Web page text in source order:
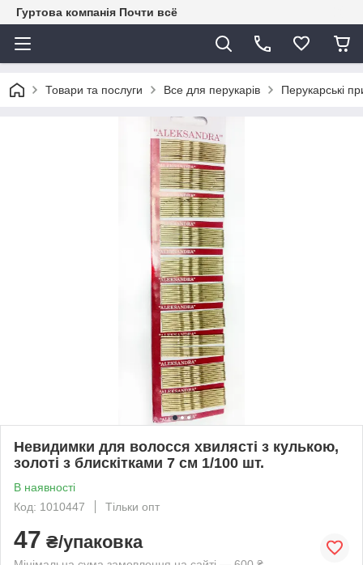
Гуртова компанія Почти всё
Товари та послуги Все для перукарів Перукарські
Невидимки для волосся хвилясті з кулькою,
золоті з блискітками 7 см 1/100 шт.
В наявності
Код: 1010447
Тільки опт
47 ₴/упаковка